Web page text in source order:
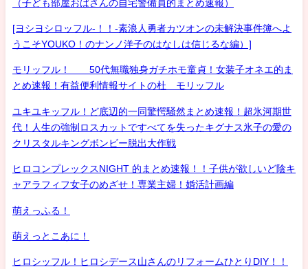
（子ども部屋おばさんの自宅警備員的まとめ速報）
[ヨシヨシロッフル-！！-素浪人勇者カツオンの未解決事件簿へよ
うこそYOUKO！のナンノ洋子のはなしは信じるな編）]
モリッフル！ 50代無職独身ガチホモ童貞！女装子オネエ的ま
とめ速報！有益便利情報サイトの杜 モリッフル
ユキユキッフル！ど底辺的一同驚愕騒然まとめ速報！超氷河期世
代！人生の強制ロスカットですべてを失ったキグナス氷子の愛の
クリスタルキングボンビー脱出大作戦
ヒロコンプレックスNIGHT 的まとめ速報！！子供が欲しいど陰キ
ャアラフィフ女子のめざせ！専業主婦！婚活計画編
萌えっふる！
萌えっとこあに！
ヒロシッフル！ヒロシデース山さんのリフォームひとりDIY！！